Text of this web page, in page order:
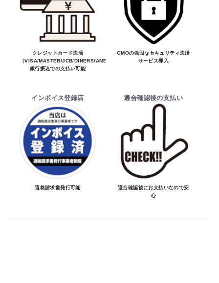
カートへ進む
そのため、ご注文後に適合確認を行い、適
合しない場合はキャンセル可能です。
※商品はメーカー品のため予告無く価格が
変わる場合があります。
※商品は予告無く生産及び販売不可となる
場合があります。
でお受けしておりません。
納期を知りたい場合は、一旦ご注文のお手
続きをお願い致します。
決済について
・ご注文後にメーカー確認を行い、商品が愛
車に合うことを確認してから決済となりま
クレジットカード決済
（VISA/MASTER/JCB/DINERS/AMEX）、
銀行振込での支払い可能
GMOの強固なセキュリティ決済
サービス導入
インボイス登録店
適格請求書発行可能
適合確認後の支払い
適合確認後にお支払いなので安
心